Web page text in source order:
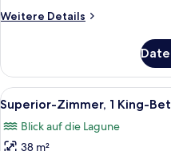
Weitere Details
Weitere
Zimmer,
2 Einzelbetten,
eingeschränkter
Meerblick
Alle
Fotos
für
11
Superior-Zimmer, 1 King-
Blick auf die Lagune
38 m²